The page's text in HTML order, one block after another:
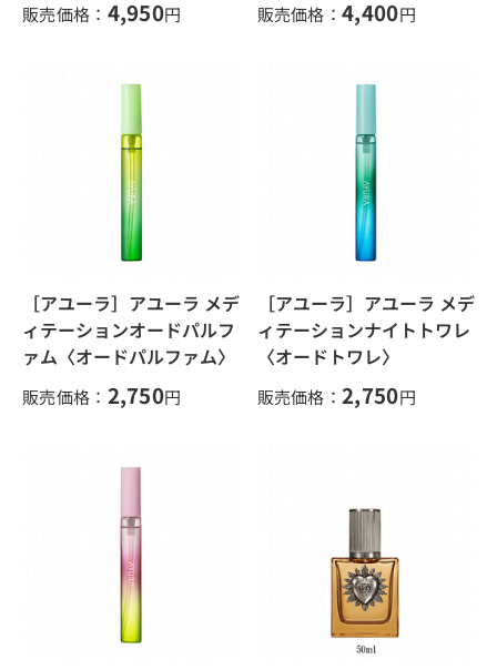
販売価格： 4,950円 販売価格： 4,400円
［アユーラ］アユーラ メデ
ィテーションオードパルフ
ァム〈オードパルファム〉
販売価格： 2,750円
［アユーラ］アユーラ メデ
ィテーションナイトトワレ
〈オードトワレ〉
販売価格： 2,750円